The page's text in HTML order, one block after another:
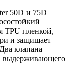
50D и 75D
TPU пленкой,
и защищает
клапана
выдерживающего